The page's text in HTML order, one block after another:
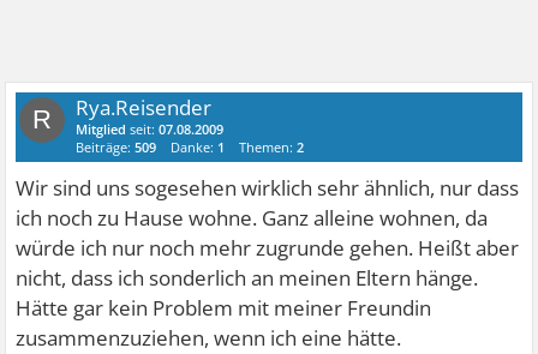
R Rya.Reisender
Mitglied seit:07.08.2009
Beiträge:509 Danke: 1 Themen:2
Wir sind uns sogesehen wirklich sehr ähnlich, nur dass
ich noch zu Hause wohne. Ganz alleine wohnen, da
würde ich nur noch mehr zugrunde gehen. Heißt aber
nicht, dass ich sonderlich an meinen Eltern hänge.
Hätte gar kein Problem mit meiner Freundin
zusammenzuziehen, wenn ich eine hätte.